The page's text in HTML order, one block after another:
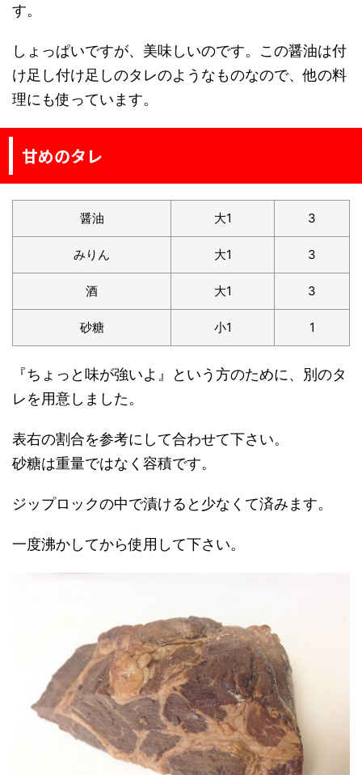
す。
しょっぱいですが、美味しいのです。この醤油は付
け足し付け足しのタレのようなものなので、他の料
理にも使っています。
甘めのタレ
醤油 大1 3
みりん 大1 3
酒 大1 3
砂糖 小1 1
『ちょっと味が強いよ』という方のために、別のタ
レを用意しました。
表右の割合を参考にして合わせて下さい。
砂糖は重量ではなく容積です。
ジップロックの中で漬けると少なくて済みます。
一度沸かしてから使用して下さい。